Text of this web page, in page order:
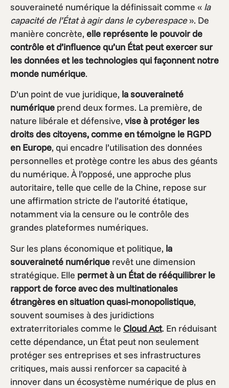
souveraineté numérique la définissait comme « la
capacité de l’État à agir dans le cyberespace». De
manière concrète, elle représente le pouvoir de
contrôle et d’influence qu’un État peut exercer sur
les données et les technologies qui façonnent notre
monde numérique.
D’un point de vue juridique, la souveraineté
numérique prend deux formes. La première, de
nature libérale et défensive, vise à protéger les
droits des citoyens, comme en témoigne le RGPD
en Europe, qui encadre l’utilisation des données
personnelles et protège contre les abus des géants
du numérique. À l’opposé, une approche plus
autoritaire, telle que celle de la Chine, repose sur
une affirmation stricte de l’autorité étatique,
notamment via la censure ou le contrôle des
grandes plateformes numériques.
Sur les plans économique et politique, la
souveraineté numérique revêt une dimension
stratégique. Elle permet à un État de rééquilibrer le
rapport de force avec des multinationales
étrangères en situation quasi-monopolistique,
souvent soumises à des juridictions
extraterritoriales comme le Cloud Act. En réduisant
cette dépendance, un État peut non seulement
protéger ses entreprises et ses infrastructures
critiques, mais aussi renforcer sa capacité à
innover dans un écosystème numérique de plus en